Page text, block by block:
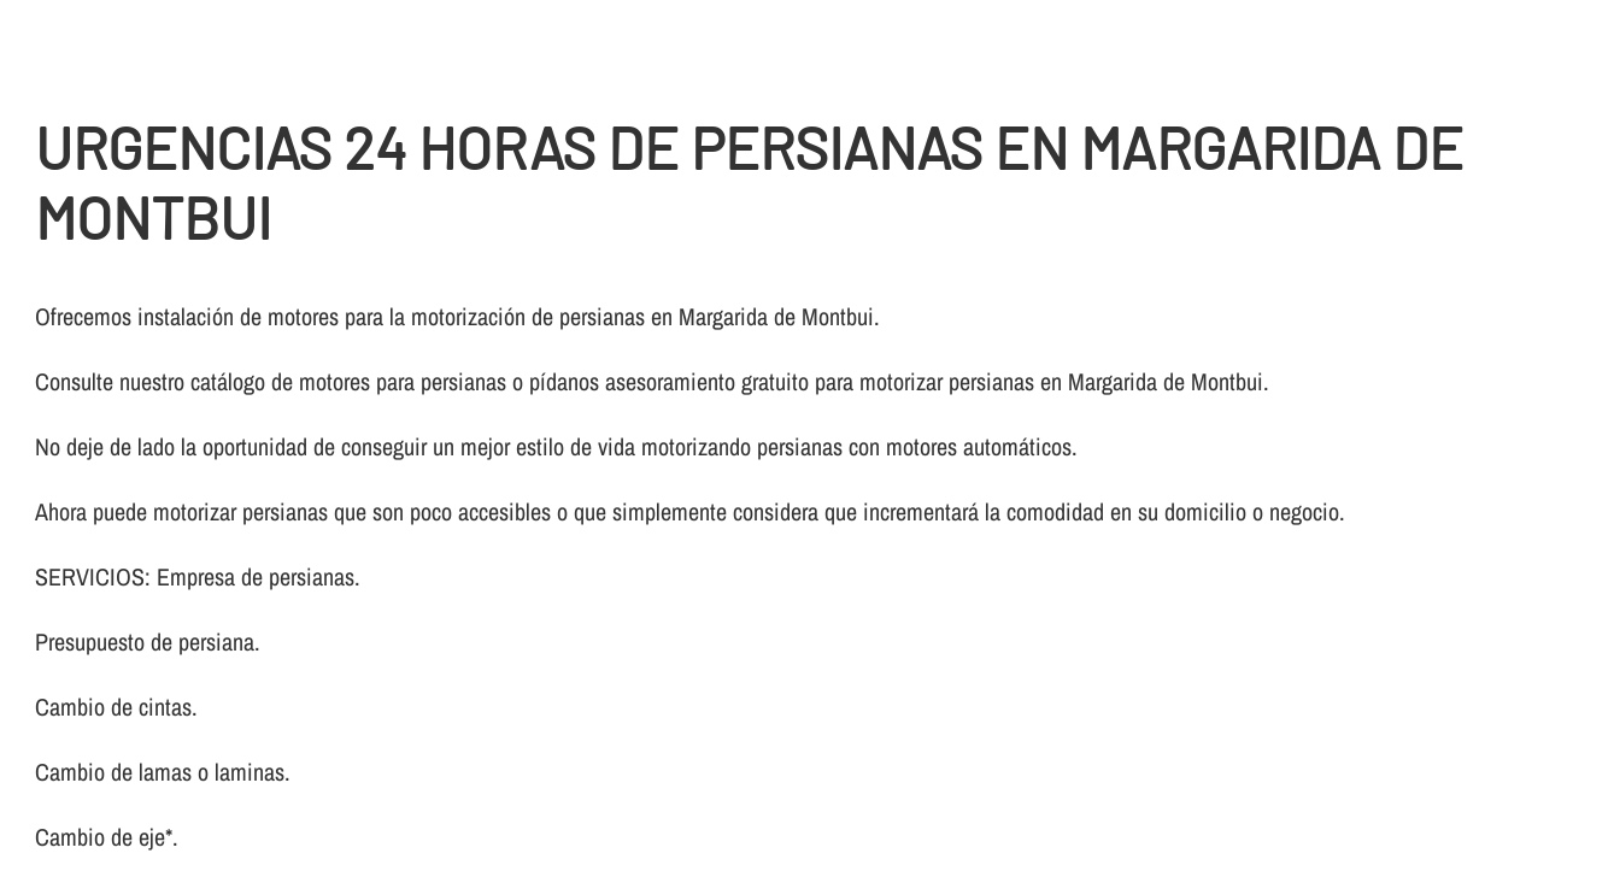
URGENCIAS 24 HORAS DE PERSIANAS EN MARGARIDA DE
MONTBUI
Ofrecemos instalación de motores para la motorización de persianas en Margarida de Montbui.
Consulte nuestro catálogo de motores para persianas o pí­danos asesoramiento gratuito para motorizar persianas en Margarida de Montbui.
No deje de lado la oportunidad de conseguir un mejor estilo de vida motorizando persianas con motores automáticos.
Ahora puede motorizar persianas que son poco accesibles o que simplemente considera que incrementará la comodidad en su domicilio o negocio.
SERVICIOS: Empresa de persianas.
Presupuesto de persiana.
Cambio de cintas.
Cambio de lamas o laminas.
Cambio de eje*.